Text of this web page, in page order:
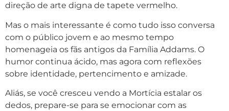
direção de arte digna de tapete vermelho.
Mas o mais interessante é como tudo isso conversa
com o público jovem e ao mesmo tempo
homenageia os fãs antigos da Família Addams. O
humor continua ácido, mas agora com reflexões
sobre identidade, pertencimento e amizade.
Aliás, se você cresceu vendo a Mortícia estalar os
dedos, prepare-se para se emocionar com as